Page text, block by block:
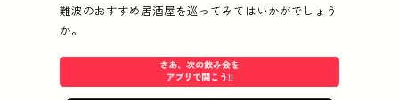
難波のおすすめ居酒屋を巡ってみてはいかがでしょう
か。